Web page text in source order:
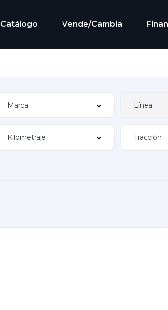
Catálogo Vende/Cambia